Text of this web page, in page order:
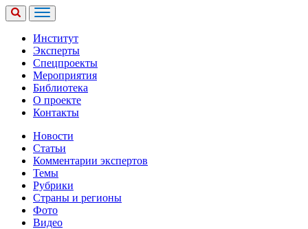
Институт
Эксперты
Спецпроекты
Мероприятия
Библиотека
О проекте
Контакты
Новости
Статьи
Комментарии экспертов
Темы
Рубрики
Страны и регионы
Фото
Видео